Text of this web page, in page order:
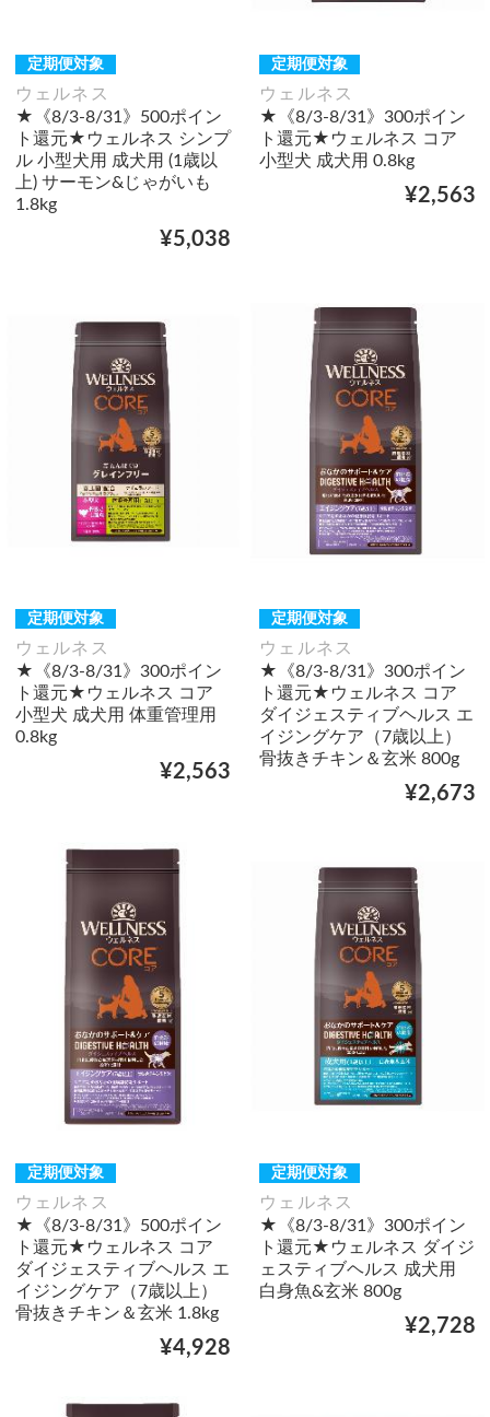
定期便対象
ウェルネス
★《8/3-8/31》500ポイン
ト還元★ウェルネス シンプ
ル 小型犬用 成犬用 (1歳以
上) サーモン&じゃがいも
1.8kg
¥5,038
定期便対象
ウェルネス
★《8/3-8/31》300ポイン
ト還元★ウェルネス コア
小型犬 成犬用 0.8kg
¥2,563
定期便対象
ウェルネス
★《8/3-8/31》300ポイン
ト還元★ウェルネス コア
小型犬 成犬用 体重管理用
0.8kg
¥2,563
定期便対象
ウェルネス
★《8/3-8/31》300ポイン
ト還元★ウェルネス コア
ダイジェスティブヘルス エ
イジングケア（7歳以上）
骨抜きチキン＆玄米 800g
¥2,673
定期便対象
ウェルネス
★《8/3-8/31》500ポイン
ト還元★ウェルネス コア
ダイジェスティブヘルス エ
イジングケア（7歳以上）
骨抜きチキン＆玄米 1.8kg
¥4,928
定期便対象
ウェルネス
★《8/3-8/31》300ポイン
ト還元★ウェルネス ダイジ
ェスティブヘルス 成犬用
白身魚&玄米 800g
¥2,728